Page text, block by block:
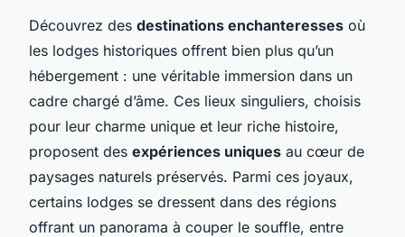
Découvrez des destinations enchanteresses où
les lodges historiques offrent bien plus qu’un
hébergement : une véritable immersion dans un
cadre chargé d’âme. Ces lieux singuliers, choisis
pour leur charme unique et leur riche histoire,
proposent des expériences uniques au cœur de
paysages naturels préservés. Parmi ces joyaux,
certains lodges se dressent dans des régions
offrant un panorama à couper le souffle, entre